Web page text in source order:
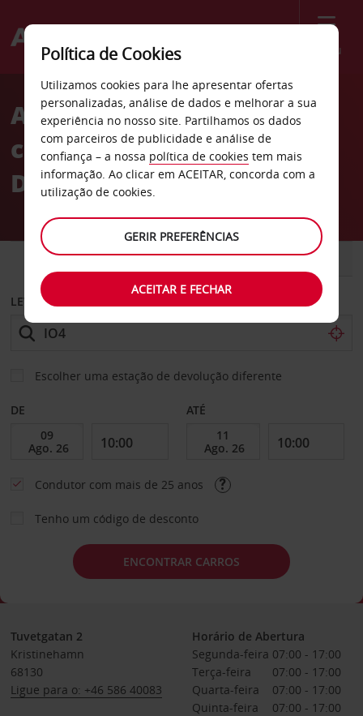
Menu
Welcome
AvisAluguer de
carros Angerhausen em
Duisburg
CARRO COMERCIAIS
LEVANTAR EM
Escolher uma estação de devolução diferente
DE ATÉ
Condutor com mais de 25 anos
Tenho um código de desconto
ENCONTRAR CARROS
Tuvetgatan 2
Kristinehamn
68130
Ligue para o: +46 586 40083
Horário de Abertura
Segunda-feira 07:00 - 17:00
Terça-feira
07:00 - 17:00
Quarta-feira
07:00 - 17:00
Quinta-feira
07:00 - 17:00
Política de Cookies
Utilizamos cookies para lhe apresentar ofertas
personalizadas, análise de dados e melhorar a sua
experiência no nosso site. Partilhamos os dados
com parceiros de publicidade e análise de
confiança – a nossa política de cookies tem mais
informação. Ao clicar em ACEITAR, concorda com a
utilização de cookies.
GERIR PREFERÊNCIAS
ACEITAR E FECHAR